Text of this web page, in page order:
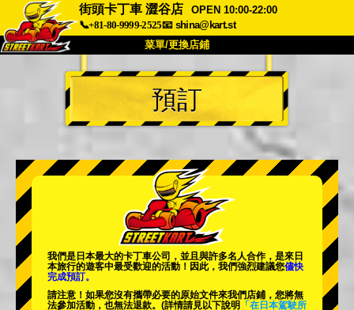
街頭卡丁車 澀谷店
OPEN 10:00-22:00
📞+81-80-9999-2525📧 shina@kart.st
菜單/更換店鋪
首頁
關於我們 規格 價格
公司 預訂
更換店鋪
東京 秋葉原 #2
東京 澀谷分店 東京灣
東京 淺草 大阪
預訂
我們是日本最大的卡丁車公司，並且與許多名人合作，是來日
本旅行的遊客中最受歡迎的活動 ！因此，我們強烈建議您儘快
完成預訂。
請注意！如果您沒有攜帶必要的原始文件來我們店鋪，您將無
法參加活動，也無法退款。 (詳情請見以下說明
「在日本駕駛所